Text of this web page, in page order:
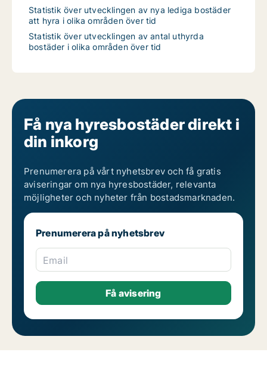
Statistik över utvecklingen av nya lediga bostäder
att hyra i olika områden över tid
Statistik över utvecklingen av antal uthyrda
bostäder i olika områden över tid
Få nya hyresbostäder direkt i
din inkorg
Prenumerera på vårt nyhetsbrev och få gratis
aviseringar om nya hyresbostäder, relevanta
möjligheter och nyheter från bostadsmarknaden.
Prenumerera på nyhetsbrev
Email